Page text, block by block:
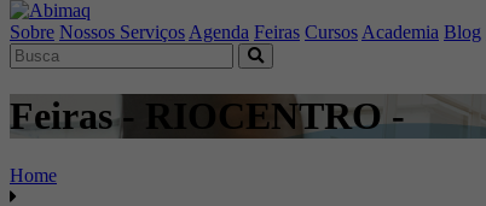
Sobre Nossos Serviços Agenda Feiras Cursos Academia Blog
Feiras - RIOCENTRO -
Home